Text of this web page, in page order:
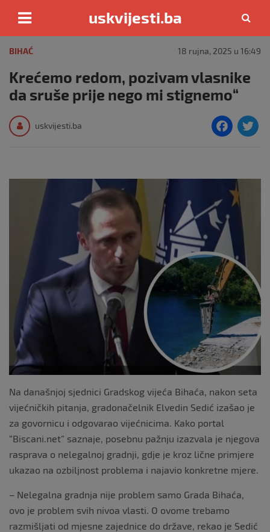
content
uskvijesti.ba
BIHAĆ 18 rujna, 2025 u 16:49
Krećemo redom, pozivam vlasnike
da sruše prije nego mi stignemo“
uskvijesti.ba
F
e
b
o
k
Na današnjoj sjednici Gradskog vijeća Bihaća, nakon seta
vijećničkih pitanja, gradonačelnik Elvedin Sedić izašao je
za govornicu i odgovarao vijećnicima. Kako portal
“Biscani.net” saznaje, posebnu pažnju izazvala je njegova
rasprava o nelegalnoj gradnji, gdje je kroz lične primjere
ukazao na ozbiljnost problema i najavio konkretne mjere.
– Nelegalna gradnja nije problem samo Grada Bihaća,
ovo je problem svih nivoa vlasti. O ovome trebamo
razmišljati od mjesne zajednice do države, rekao je Sedić